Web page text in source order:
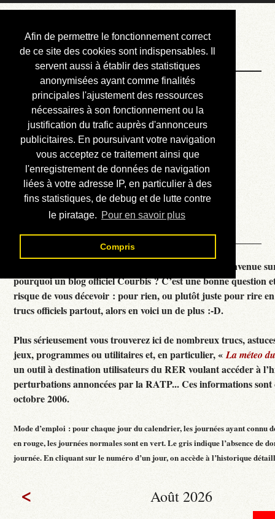
Afin de permettre le fonctionnement correct
de ce site des cookies sont indispensables. Il
servent aussi à établir des statistiques
anonymisées ayant comme finalités
principales l'ajustement des ressources
nécessaires à son fonctionnement ou la
justification du trafic auprès d'annonceurs
publicitaires. En poursuivant votre navigation
vous acceptez ce traitement ainsi que
l'enregistrement de données de navigation
liées à votre adresse IP, en particulier à des
fins statistiques, de debug et de lutte contre
le piratage. Pour en savoir plus
Compris
Courbis, « LE »
Blog Officiel
Bienvenue
Réalisations
Divers (et d’été)
Annonces
Liens externes
Téléchargement
Contact
Courbis, « LE » Blog Officiel - je vous souhaite la bienvenue
pourquoi un blog officiel Courbis ? C’est une bonne question
risque de vous décevoir : pour rien, ou plutôt juste pour rire
trucs officiels partout, alors en voici un de plus :-D.
Plus sérieusement vous trouverez ici de nombreux trucs,
jeux, programmes ou utilitaires et, en particulier, «La méteo
un outil à destination utilisateurs du RER voulant accéder à
perturbations annoncées par la RATP... Ces informations sont
octobre 2006.
Mode d’emploi : pour chaque jour du calendrier, les journées ayant connu
en rouge, les journées normales sont en vert. Le gris indique l’absence de
journée. En cliquant sur le numéro d’un jour, on accède à l’historique
< Août 2026